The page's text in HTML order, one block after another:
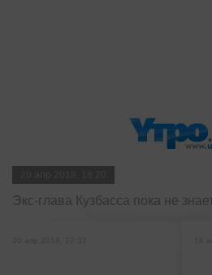
Экс-глава Кузбасса пока не